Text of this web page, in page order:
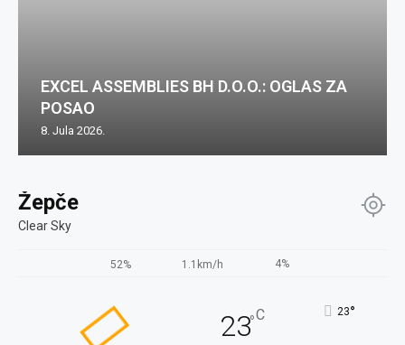
Žepče
Clear Sky
52% 1.1km/h 4%
23°C 23°
EXCEL ASSEMBLIES BH D.O.O.: OGLAS ZA
POSAO
8. Jula 2026.